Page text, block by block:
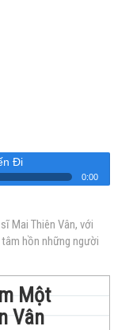
Đi
0:00
Mai Thiên Vân, với
hồn những người
Một
Vân